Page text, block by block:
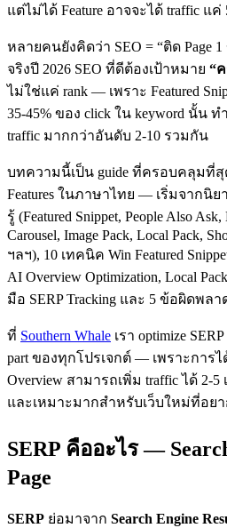
แต่ไม่ได้ Feature อาจจะได้ traffic แ
หลายคนยังคิดว่า SEO = “ติด Page
จริงปี 2026 SEO ที่ดีต้องเป้าหมาย “ค
ไม่ใช่แค่ rank — เพราะ Featured
35-45% ของ click ใน keyword นั้น ท
traffic มากกว่าอันดับ 2-10 รวมกัน
บทความนี้เป็น guide ที่ครอบคลุมที่สุด
Features ในภาษาไทย — เริ่มจากนิยา
รู้ (Featured Snippet, People Also
Carousel, Image Pack, Local Pack,
ฯลฯ), 10 เทคนิค Win Featured
AI Overview Optimization, Local
มือ SERP Tracking และ 5 ข้อผิดพล
ที่ Southern Whale เรา optimize
part ของทุกโปรเจกต์ — เพราะการไ
Overview สามารถเพิ่ม traffic ได้ 2-
และเหมาะมากสำหรับเว็บใหม่ที่อยา
SERP คืออะไร —
Page
SERP ย่อมาจาก Search Engine